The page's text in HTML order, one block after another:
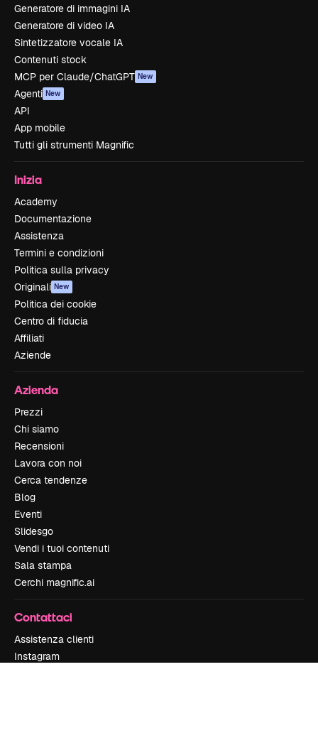
Generatore di immagini IA
Generatore di video IA
Sintetizzatore vocale IA
Contenuti stock
MCP per Claude/ChatGPT New
Agenti New
API
App mobile
Tutti gli strumenti Magnific
Inizia
Academy
Documentazione
Assistenza
Termini e condizioni
Politica sulla privacy
Originali New
Politica dei cookie
Centro di fiducia
Affiliati
Aziende
Azienda
Prezzi
Chi siamo
Recensioni
Lavora con noi
Cerca tendenze
Blog
Eventi
Slidesgo
Vendi i tuoi contenuti
Sala stampa
Cerchi magnific.ai
Contattaci
Assistenza clienti
Instagram